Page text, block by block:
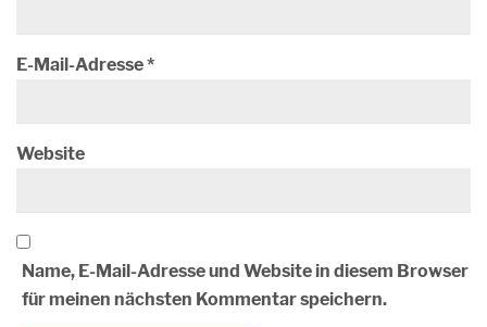
E-Mail-Adresse*
Website
Name, E-Mail-Adresse und Website in diesem Browser
für meinen nächsten Kommentar speichern.